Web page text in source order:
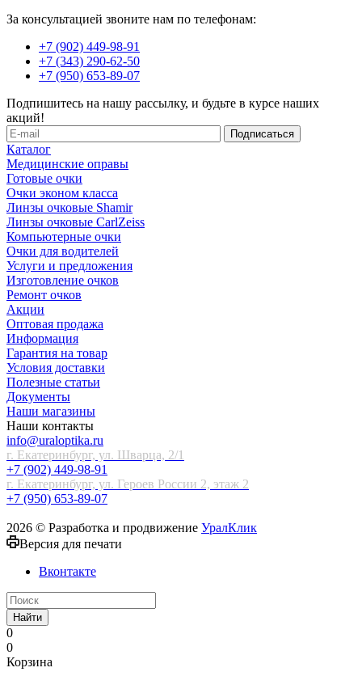
За консультацией звоните нам по телефонам:
+7 (902) 449-98-91
+7 (343) 290-62-50
+7 (950) 653-89-07
Подпишитесь на нашу рассылку, и будьте в курсе наших
акций!
Каталог
Медицинские оправы
Готовые очки
Очки эконом класса
Линзы очковые Shamir
Линзы очковые CarlZeiss
Компьютерные очки
Очки для водителей
Услуги и предложения
Изготовление очков
Ремонт очков
Акции
Оптовая продажа
Информация
Гарантия на товар
Условия доставки
Полезные статьи
Документы
Наши магазины
Наши контакты
info@uraloptika.ru
г. Екатеринбург, ул. Шварца, 2/1
+7 (902) 449-98-91
г. Екатеринбург, ул. Героев России 2, этаж 2
+7 (950) 653-89-07
2026 © Разработка и продвижение УралКлик
Версия для печати
Вконтакте
Найти
0
0
Корзина